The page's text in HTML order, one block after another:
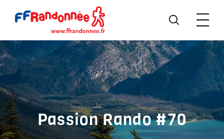
Passion Rando #70